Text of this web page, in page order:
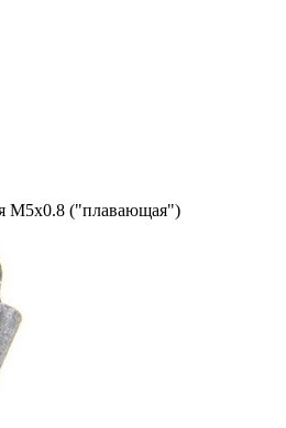
М5x0.8 ("плавающая")